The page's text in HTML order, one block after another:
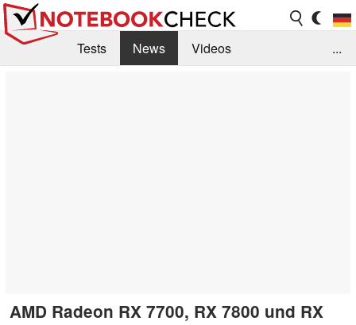
Tests News
Videos
...
AMD Radeon RX 7700, RX 7800 und RX